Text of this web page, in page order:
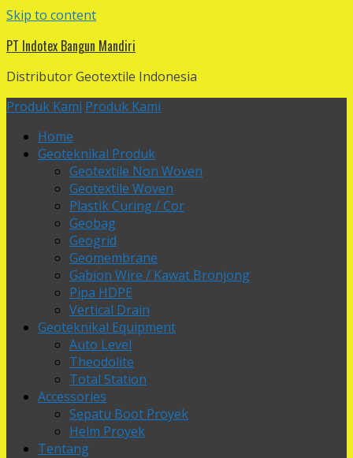
Skip to content
PT Indotex Bangun Mandiri
Distributor Geotextile Indonesia
Produk Kami Produk Kami
Home
Geoteknikal Produk
Geotextile Non Woven
Geotextile Woven
Plastik Curing / Cor
Geobag
Geogrid
Geomembrane
Gabion Wire / Kawat Bronjong
Pipa HDPE
Vertical Drain
Geoteknikal Equipment
Auto Level
Theodolite
Total Station
Accessories
Sepatu Boot Proyek
Helm Proyek
Tentang